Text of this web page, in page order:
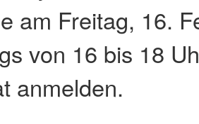
am Freitag, 16.
von 16 bis 18
anmelden.